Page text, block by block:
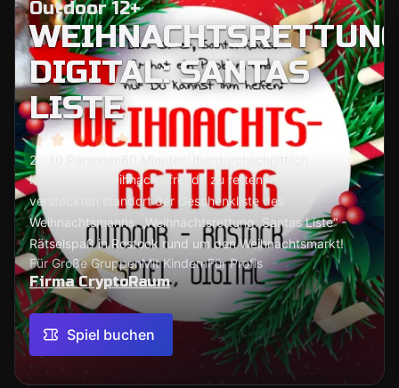
Outdoor 12+
DIGITAL: SANTAS
LISTE
2 - 10 Personen
Hilft uns die Weihnachtsfreude zu retten: Findet den
versteckten standort der Geschenkliste des
Weihnachtsmanns. „Weihnachtsrettung: Santas Liste“ -
Rätselspaß in Rostock rund um den Weihnachtsmarkt!
Für Große GruppenMit KindernFür Profis
Firma CryptoRaum
Spiel buchen